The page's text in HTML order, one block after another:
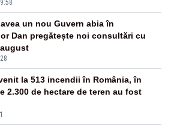
un nou Guvern abia în
Dan pregătește noi consultări cu
la 513 incendii în România, în
2.300 de hectare de teren au fost